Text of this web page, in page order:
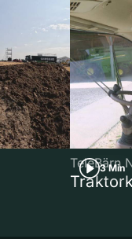
3 Min
TeleBärn